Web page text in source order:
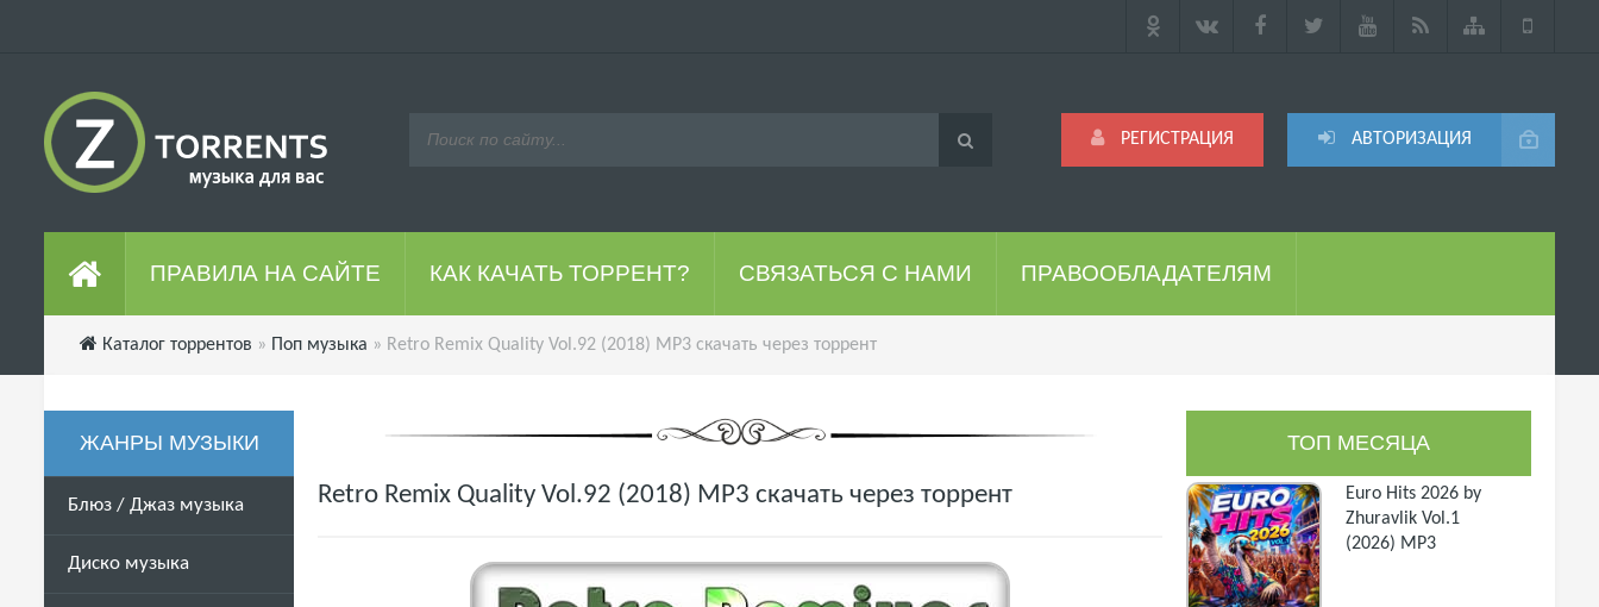
АВТОРИЗАЦИЯ
РЕГИСТРАЦИЯ
ПРАВИЛА НА САЙТЕ КАК КАЧАТЬ ТОРРЕНТ? СВЯЗАТЬСЯ С НАМИ ПРАВООБЛАДАТЕЛЯМ
Каталог торрентов » Поп музыка » Retro Remix Quality Vol.92 (2018) MP3 скачать через торрент
ЖАНРЫ МУЗЫКИ
Блюз / Джаз музыка
Диско музыка
Retro Remix Quality Vol.92 (2018) MP3 скачать через торрент
ТОП МЕСЯЦА
Euro Hits 2026 by
Zhuravlik Vol.1
(2026) MP3